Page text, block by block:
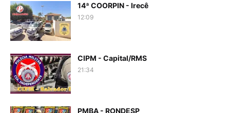
14ª COORPIN - Irecê
12:09
CIPM - Capital/RMS
21:34
PMBA - RONDESP